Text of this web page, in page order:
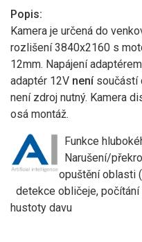
Popis:
Kamera je určená do
rozlišení 3840x2160 s
12mm. Napájení
adaptér 12V není součástí
není zdroj nutný. Kamera
osá montáž.
Funkce
Narušení/
opuštění oblasti
detekce obličeje,
hustoty davu